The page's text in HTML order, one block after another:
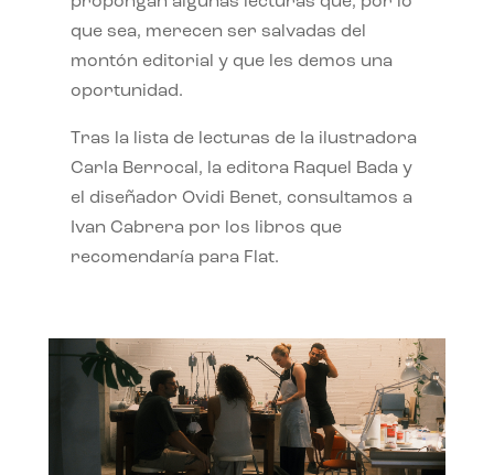
que sea, merecen ser salvadas del
montón editorial y que les demos una
oportunidad.
Tras la lista de lecturas de la ilustradora
Carla Berrocal, la editora Raquel Bada y
el diseñador Ovidi Benet, consultamos a
Ivan Cabrera por los libros que
recomendaría para Flat.